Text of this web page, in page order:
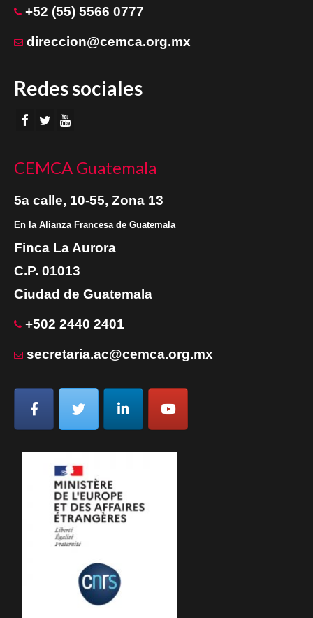
+52 (55) 5566 0777
direccion@cemca.org.mx
Redes sociales
CEMCA Guatemala
5a calle, 10-55, Zona 13
En la Alianza Francesa de Guatemala
Finca La Aurora
C.P. 01013
Ciudad de Guatemala
+502 2440 2401
secretaria.ac@cemca.org.mx